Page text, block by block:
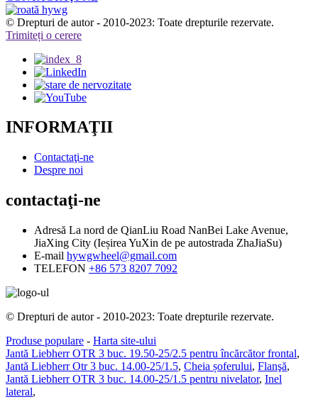
© Drepturi de autor - 2010-2023: Toate drepturile rezervate.
Trimiteți o cerere
INFORMAŢII
Contactaţi-ne
Despre noi
contactaţi-ne
Adresă La nord de QianLiu Road NanBei Lake Avenue,
JiaXing City (Ieșirea YuXin de pe autostrada ZhaJiaSu)
E-mail hywgwheel@gmail.com
TELEFON +86 573 8207 7092
© Drepturi de autor - 2010-2023: Toate drepturile rezervate.
Produse populare - Harta site-ului
Jantă Liebherr OTR 3 buc. 19.50-25/2.5 pentru încărcător frontal,
Jantă Liebherr Otr 3 buc. 14.00-25/1.5, Cheia șoferului, Flanşă,
Jantă Liebherr OTR 3 buc. 14.00-25/1.5 pentru nivelator, Inel
lateral,